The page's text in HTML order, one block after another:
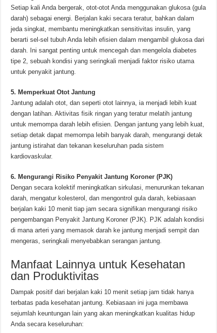
Setiap kali Anda bergerak, otot-otot Anda menggunakan glukosa (gula
darah) sebagai energi. Berjalan kaki secara teratur, bahkan dalam
jeda singkat, membantu meningkatkan sensitivitas insulin, yang
berarti sel-sel tubuh Anda lebih efisien dalam mengambil glukosa dari
darah. Ini sangat penting untuk mencegah dan mengelola diabetes
tipe 2, sebuah kondisi yang seringkali menjadi faktor risiko utama
untuk penyakit jantung.
5. Memperkuat Otot Jantung
Jantung adalah otot, dan seperti otot lainnya, ia menjadi lebih kuat
dengan latihan. Aktivitas fisik ringan yang teratur melatih jantung
untuk memompa darah lebih efisien. Dengan jantung yang lebih kuat,
setiap detak dapat memompa lebih banyak darah, mengurangi detak
jantung istirahat dan tekanan keseluruhan pada sistem
kardiovaskular.
6. Mengurangi Risiko Penyakit Jantung Koroner (PJK)
Dengan secara kolektif meningkatkan sirkulasi, menurunkan tekanan
darah, mengatur kolesterol, dan mengontrol gula darah, kebiasaan
berjalan kaki 10 menit tiap jam secara signifikan mengurangi risiko
pengembangan Penyakit Jantung Koroner (PJK). PJK adalah kondisi
di mana arteri yang memasok darah ke jantung menjadi sempit dan
mengeras, seringkali menyebabkan serangan jantung.
Manfaat Lainnya untuk Kesehatan
dan Produktivitas
Dampak positif dari berjalan kaki 10 menit setiap jam tidak hanya
terbatas pada kesehatan jantung. Kebiasaan ini juga membawa
sejumlah keuntungan lain yang akan meningkatkan kualitas hidup
Anda secara keseluruhan: